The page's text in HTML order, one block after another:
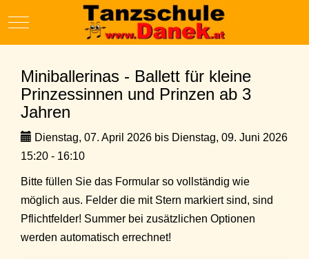
Mobile Menu Toggle
Miniballerinas - Ballett für kleine
Prinzessinnen und Prinzen ab 3
Jahren
Dienstag, 07. April 2026 bis Dienstag, 09. Juni 2026
15:20 - 16:10
Bitte füllen Sie das Formular so vollständig wie
möglich aus. Felder die mit Stern markiert sind, sind
Pflichtfelder! Summer bei zusätzlichen Optionen
werden automatisch errechnet!